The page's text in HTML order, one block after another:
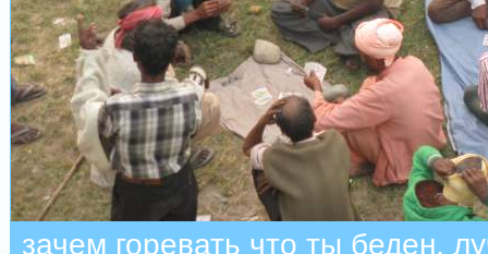
зачем горевать что ты беден,